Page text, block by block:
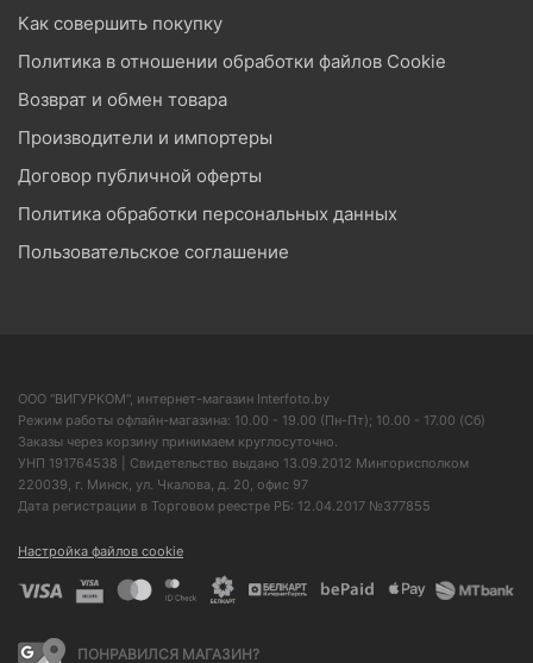
Как совершить покупку
Политика в отношении обработки файлов Cookie
Возврат и обмен товара
Производители и импортеры
Договор публичной оферты
Политика обработки персональных данных
Пользовательское соглашение
ООО "ВИГУРКОМ", интернет-магазин Interfoto.by
Режим работы офлайн-магазина: 10.00 - 19.00 (Пн-Пт); 10.00 - 17.00 (Сб)
Заказы через корзину принимаем круглосуточно.
УНП 191764538 | Свидетельство выдано 13.09.2012 Мингорисполком
220039, г. Минск, ул. Чкалова, д. 20, офис 97
Дата регистрации в Торговом реестре РБ: 12.04.2017 №377855
Настройка файлов cookie
ПОНРАВИЛСЯ МАГАЗИН?